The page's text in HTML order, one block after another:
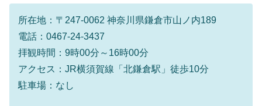
所在地：〒247-0062 神奈川県鎌倉市山ノ内189
電話：0467-24-3437
拝観時間：9時00分～16時00分
アクセス：JR横須賀線「北鎌倉駅」徒歩10分
駐車場：なし